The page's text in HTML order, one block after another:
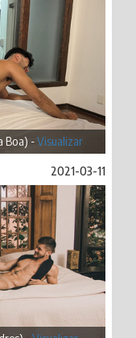
Boa) -Visualizar
2021-03-11